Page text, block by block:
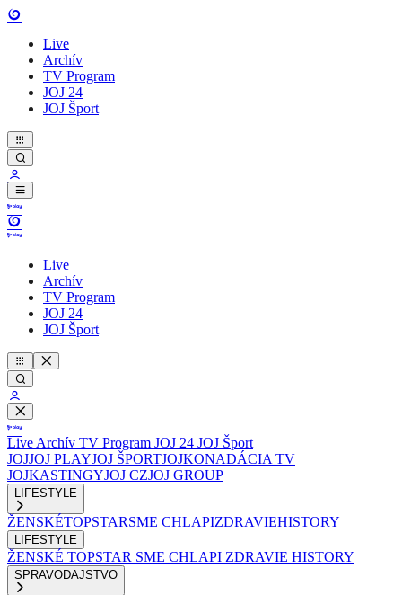
Live
Archív
TV Program
JOJ 24
JOJ Šport
Live
Archív
TV Program
JOJ 24
JOJ Šport
Live Archív TV Program JOJ 24 JOJ Šport
JOJJOJ PLAYJOJ ŠPORTJOJKONADÁCIA TV
JOJKASTINGYJOJ CZJOJ GROUP
LIFESTYLE
ŽENSKÉTOPSTARSME CHLAPIZDRAVIEHISTORY
LIFESTYLE
ŽENSKÉ TOPSTAR SME CHLAPI ZDRAVIE HISTORY
SPRAVODAJSTVO